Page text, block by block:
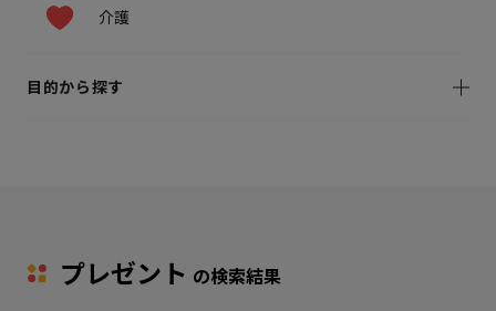
介護
目的から探す
プレゼント の検索結果